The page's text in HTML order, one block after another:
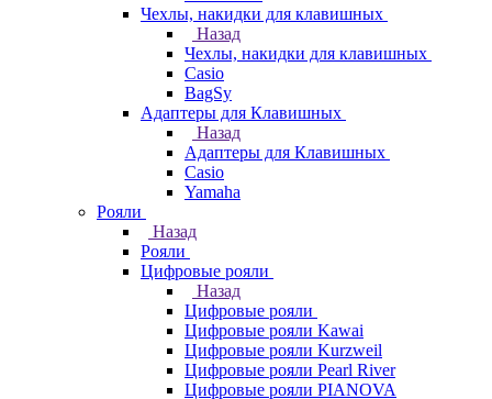
Чехлы, накидки для клавишных
Назад
Чехлы, накидки для клавишных
Casio
BagSy
Адаптеры для Клавишных
Назад
Адаптеры для Клавишных
Casio
Yamaha
Рояли
Назад
Рояли
Цифровые рояли
Назад
Цифровые рояли
Цифровые рояли Kawai
Цифровые рояли Kurzweil
Цифровые рояли Pearl River
Цифровые рояли PIANOVA